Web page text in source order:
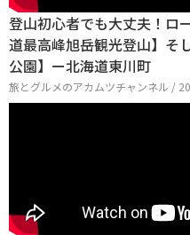
登山初心者でも大丈夫！ロ
道最高峰旭岳観光登山】そ
公園】ー北海道東川町
旅とグルメのアカムツチャンネル /